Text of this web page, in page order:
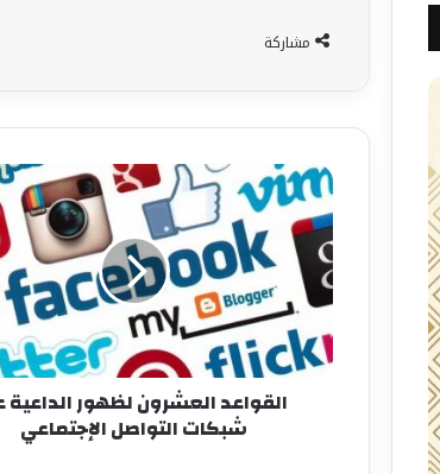
مشاركة
القواعد العشرون لظهور الداعية
شبكات التواصل الإجتماعي